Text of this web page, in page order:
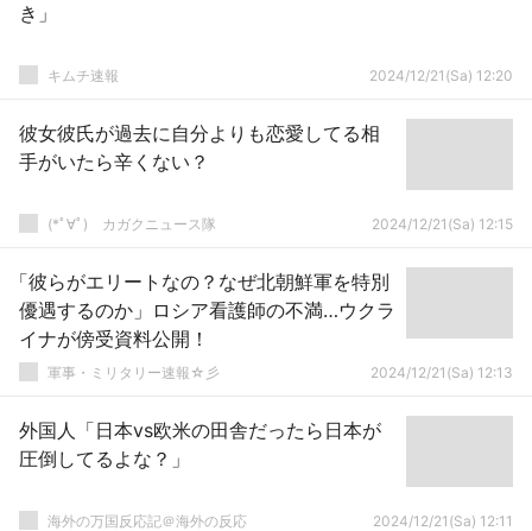
き」
キムチ速報 2024/12/21(Sa) 12:20
彼女彼氏が過去に自分よりも恋愛してる相
手がいたら辛くない？
(*ﾟ∀ﾟ)ゞカガクニュース隊 2024/12/21(Sa) 12:15
「彼らがエリートなの？なぜ北朝鮮軍を特別
優遇するのか」ロシア看護師の不満…ウクラ
イナが傍受資料公開！
軍事・ミリタリー速報☆彡 2024/12/21(Sa) 12:13
外国人「日本vs欧米の田舎だったら日本が
圧倒してるよな？」
海外の万国反応記＠海外の反応 2024/12/21(Sa) 12:11